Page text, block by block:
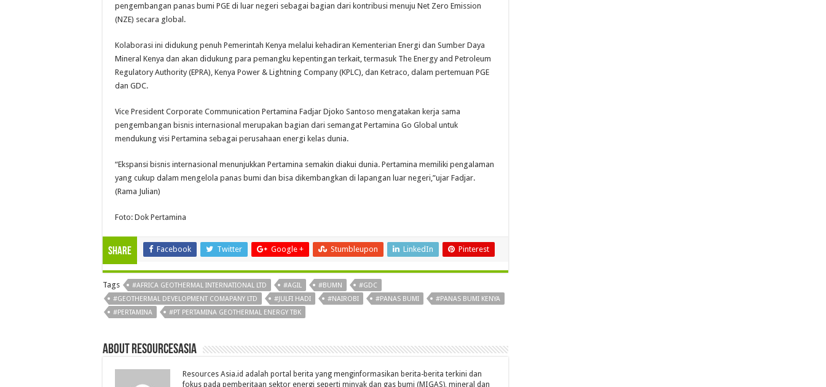
pengembangan panas bumi PGE di luar negeri sebagai bagian dari kontribusi menuju Net Zero Emission
(NZE) secara global.
Kolaborasi ini didukung penuh Pemerintah Kenya melalui kehadiran Kementerian Energi dan Sumber Daya
Mineral Kenya dan akan didukung para pemangku kepentingan terkait, termasuk The Energy and Petroleum
Regulatory Authority (EPRA), Kenya Power & Lightning Company (KPLC), dan Ketraco, dalam pertemuan PGE
dan GDC.
Vice President Corporate Communication Pertamina Fadjar Djoko Santoso mengatakan kerja sama
pengembangan bisnis internasional merupakan bagian dari semangat Pertamina Go Global untuk
mendukung visi Pertamina sebagai perusahaan energi kelas dunia.
“Ekspansi bisnis internasional menunjukkan Pertamina semakin diakui dunia. Pertamina memiliki pengalaman
yang cukup dalam mengelola panas bumi dan bisa dikembangkan di lapangan luar negeri,”ujar Fadjar.
(Rama Julian)
Foto: Dok Pertamina
Share Facebook Twitter Google + Stumbleupon LinkedIn Pinterest
Tags #AFRICA GEOTHERMAL INTERNATIONAL LTD #AGIL #BUMN
#GDC
#GEOTHERMAL DEVELOPMENT COMAPANY LTD
#JULFI HADI #NAIROBI #PANAS BUMI
#PANAS BUMI KENYA
#PERTAMINA
#PT PERTAMINA GEOTHERMAL ENERGY TBK
About Resourcesasia
Resources Asia.id adalah portal berita yang menginformasikan berita-berita terkini dan
fokus pada pemberitaan sektor energi seperti minyak dan gas bumi (MIGAS), mineral dan